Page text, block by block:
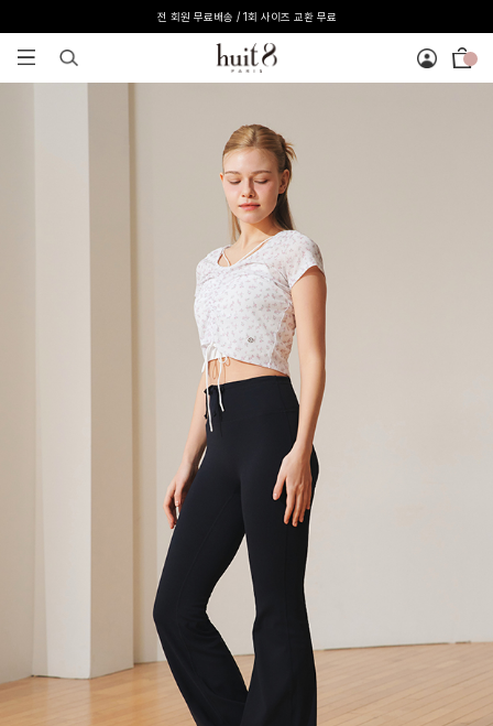
[온라인 익스클루시브] 온라인 회원 단독 40%